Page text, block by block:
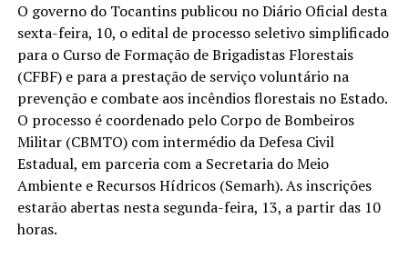
O governo do Tocantins publicou no Diário Oficial desta
sexta-feira, 10, o edital de processo seletivo simplificado
para o Curso de Formação de Brigadistas Florestais
(CFBF) e para a prestação de serviço voluntário na
prevenção e combate aos incêndios florestais no Estado.
O processo é coordenado pelo Corpo de Bombeiros
Militar (CBMTO) com intermédio da Defesa Civil
Estadual, em parceria com a Secretaria do Meio
Ambiente e Recursos Hídricos (Semarh). As inscrições
estarão abertas nesta segunda-feira, 13, a partir das 10
horas.